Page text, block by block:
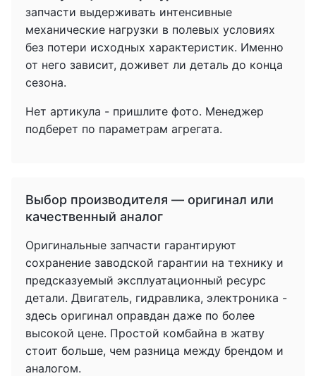
запчасти выдерживать интенсивные
механические нагрузки в полевых условиях
без потери исходных характеристик. Именно
от него зависит, доживет ли деталь до конца
сезона.
Нет артикула - пришлите фото. Менеджер
подберет по параметрам агрегата.
Выбор производителя — оригинал или
качественный аналог
Оригинальные запчасти гарантируют
сохранение заводской гарантии на технику и
предсказуемый эксплуатационный ресурс
детали. Двигатель, гидравлика, электроника -
здесь оригинал оправдан даже по более
высокой цене. Простой комбайна в жатву
стоит больше, чем разница между брендом и
аналогом.